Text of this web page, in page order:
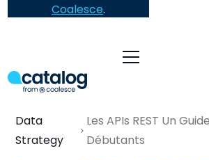
Coalesce.
Data
Strategy
Les APIs REST Un
Débutants